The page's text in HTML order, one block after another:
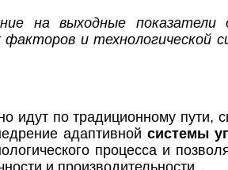
на выходные
и технологической
идут по традиционному пути,
адаптивнойсистемы
процесса и
и производительности.